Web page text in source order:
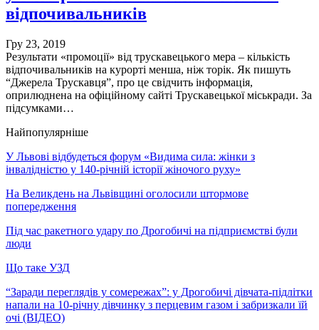
відпочивальників
Гру 23, 2019
Результати «промоції» від трускавецького мера – кількість
відпочивальників на курорті менша, ніж торік. Як пишуть
“Джерела Трускавця”, про це свідчить інформація,
оприлюднена на офіційному сайті Трускавецької міськради. За
підсумками…
Найпопулярніше
У Львові відбудеться форум «Видима сила: жінки з
інвалідністю у 140-річній історії жіночого руху»
На Великдень на Львівщині оголосили штормове
попередження
Під час ракетного удару по Дрогобичі на підприємстві були
люди
Що таке УЗД
“Заради переглядів у сомережах”: у Дрогобичі дівчата-підлітки
напали на 10-річну дівчинку з перцевим газом і забризкали їй
очі (ВІДЕО)